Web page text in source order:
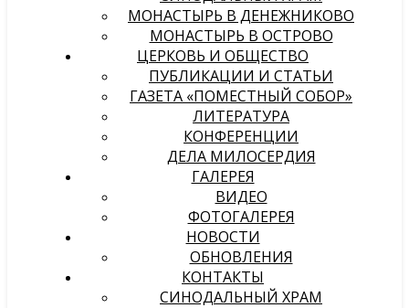
МОНАСТЫРЬ В ДЕНЕЖНИКОВО
МОНАСТЫРЬ В ОСТРОВО
ЦЕРКОВЬ И ОБЩЕСТВО
ПУБЛИКАЦИИ И СТАТЬИ
ГАЗЕТА «ПОМЕСТНЫЙ СОБОР»
ЛИТЕРАТУРА
КОНФЕРЕНЦИИ
ДЕЛА МИЛОСЕРДИЯ
ГАЛЕРЕЯ
ВИДЕО
ФОТОГАЛЕРЕЯ
НОВОСТИ
ОБНОВЛЕНИЯ
КОНТАКТЫ
СИНОДАЛЬНЫЙ ХРАМ